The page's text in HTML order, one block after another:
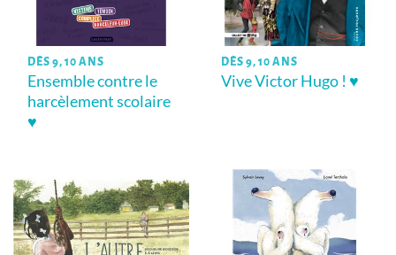
DÈS 9, 10 ANS
Ensemble contre le
harcèlement scolaire
♥
DÈS 9, 10 ANS
Vive Victor Hugo ! ♥